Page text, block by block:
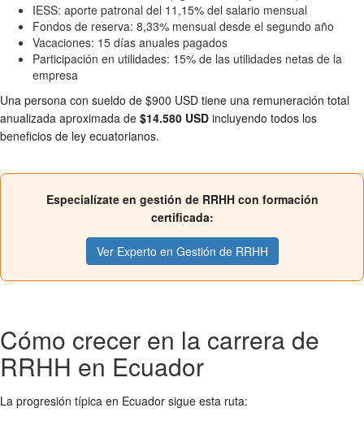
IESS: aporte patronal del 11,15% del salario mensual
Fondos de reserva: 8,33% mensual desde el segundo año
Vacaciones: 15 días anuales pagados
Participación en utilidades: 15% de las utilidades netas de la
empresa
Una persona con sueldo de $900 USD tiene una remuneración total
anualizada aproximada de $14.580 USD incluyendo todos los
beneficios de ley ecuatorianos.
Especialízate en gestión de RRHH con formación
certificada:
Ver Experto en Gestión de RRHH
Cómo crecer en la carrera de
RRHH en Ecuador
La progresión típica en Ecuador sigue esta ruta: